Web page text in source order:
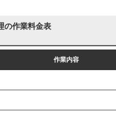
の作業料金表
作業内容